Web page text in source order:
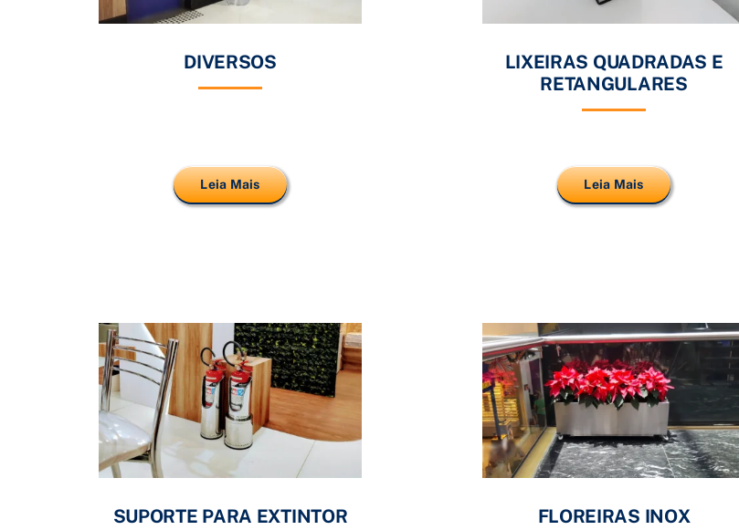
DIVERSOS
Leia Mais
LIXEIRAS QUADRADAS E
RETANGULARES
Leia Mais
SUPORTE PARA EXTINTOR FLOREIRAS INOX